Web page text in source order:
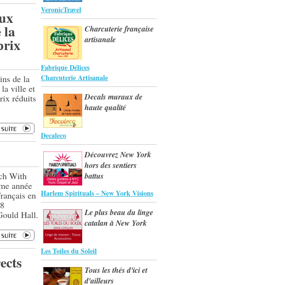
la
de la
la ville et
réduits
With
année
en
Hall.
VeronicTravel
Charcuterie française
artisanale
Fabrique Délices
Charcuterie Artisanale
Decals muraux de
haute qualité
Decaleco
Découvrez New York
hors des sentiers
battus
Harlem Spirituals – New York Visions
Le plus beau du linge
catalan à New York
Les Toiles du Soleil
Tous les thés d'ici et
d'ailleurs